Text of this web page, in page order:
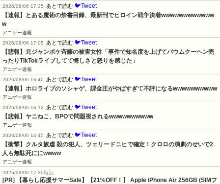
2026/08/06 17:35
あとで読む 🐦Tweet
【速報】とある魔術の禁書目録、最新刊でヒロイン戦争決着wwwwwwwwwwww
w
アニゲー速報
2026/08/06 17:05
あとで読む 🐦Tweet
【悲報】元ジャンポケ斉藤の被害女性「事件で知名度を上げてバウムクーヘン売
ったりTikTokライブしてて悔しさと怒りを感じた」
アニゲー速報
2026/08/06 16:40
あとで読む 🐦Tweet
【速報】ホロライブのソシャゲ、課金圧がやばすぎて不評になるwwwwwwwwww
アニゲー速報
2026/08/06 16:12
あとで読む 🐦Tweet
【悲報】ヤニねこ、BPOで問題視されるwwwwwwwwww
アニゲー速報
2026/08/06 14:45
あとで読む 🐦Tweet
【衝撃】クルタ族虐 殺の犯人、ツェリードニヒで確定！クロロの演劇のせいで2
人も無駄死ににwwww
アニゲー速報
2026/08/06 17:30時点
[PR] 【暮らし応援サマーSale】【21%OFF！】 Apple iPhone Air 256GB (SIMフ